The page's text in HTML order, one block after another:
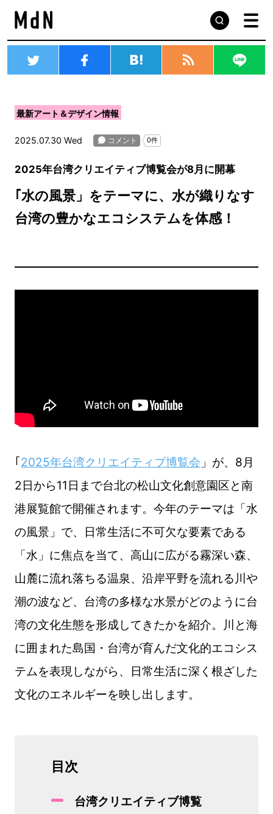
最新アート＆デザイン情報
2025.07.30 Wed
2025年台湾クリエイティブ博覧会が8月に開幕
｢水の風景」をテーマに、水が織りなす
台湾の豊かなエコシステムを体感！
｢2025年台湾クリエイティブ博覧会 」が、8月
2日から11日まで台北の松山文化創意園区と南
港展覧館で開催されます。今年のテーマは「水
の風景」で、日常生活に不可欠な要素である
「水」に焦点を当て、高山に広がる霧深い森、
山麓に流れ落ちる温泉、沿岸平野を流れる川や
潮の波など、台湾の多様な水景がどのように台
湾の文化生態を形成してきたかを紹介。川と海
に囲まれた島国・台湾が育んだ文化的エコシス
テムを表現しながら、日常生活に深く根ざした
文化のエネルギーを映し出します。
目次
台湾クリエイティブ博覧